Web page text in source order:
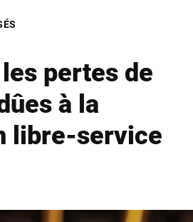
pertes de
à la
libre-service